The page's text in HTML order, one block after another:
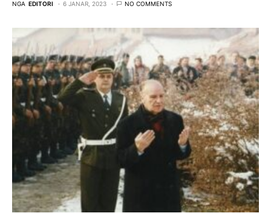
NGA EDITORI 6 JANAR, 2023 NO COMMENTS